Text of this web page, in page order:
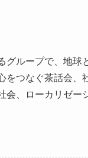
グループで、地
つなぐ茶話会、
会、ローカリゼ